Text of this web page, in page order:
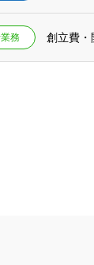
務 創立費